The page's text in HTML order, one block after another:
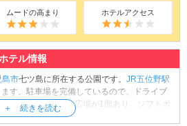
ムードの高まり ホテルアクセス
テル情報
島市七ツ島に所在する公園です。 JR五位野駅
す。駐車場を完備しているので、ドライブ
トです。園内には広場が1面あり、ソフトボ
使用されています。また、園内には桜の木